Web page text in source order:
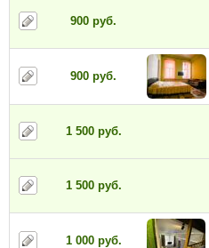
900 руб.
900 руб.
1 500 руб.
1 500 руб.
1 000 руб.